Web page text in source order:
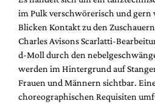
im Pulk verschwörerisch und
Blicken Kontakt zu den
Charles Avisons Scarlatti-
d-Moll durch den
werden im Hintergrund auf
Frauen und Männern sichtbar.
choreographischen Requisiten